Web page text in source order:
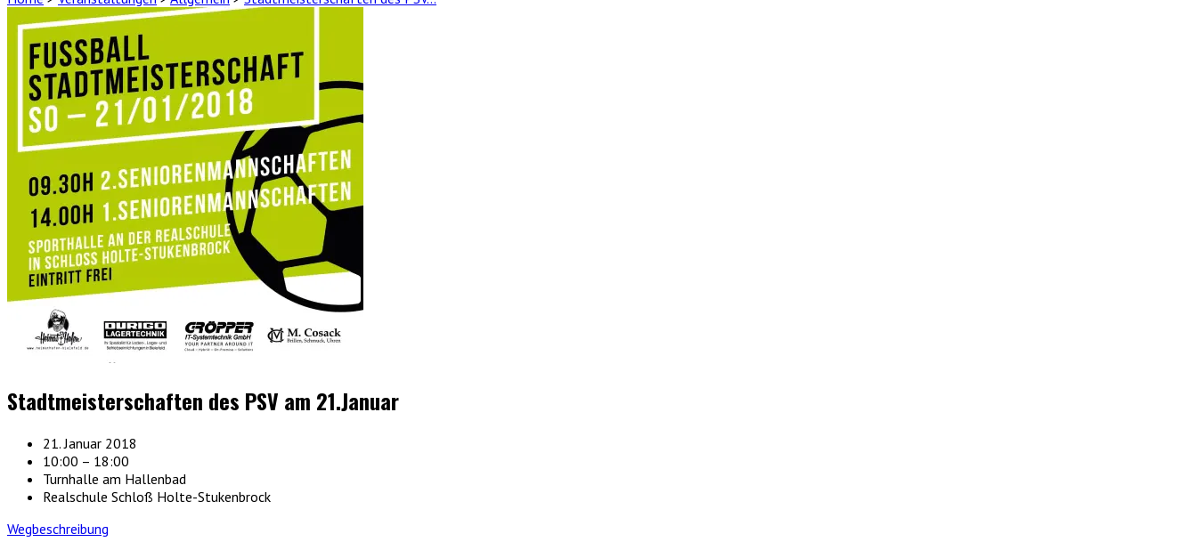
Stadtmeisterschaften des PSV am 21.Januar
21. Januar 2018
10:00 – 18:00
Turnhalle am Hallenbad
Realschule Schloß Holte-Stukenbrock
Wegbeschreibung